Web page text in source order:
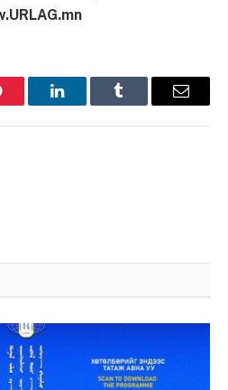
LinkedInTumblr Имэйл